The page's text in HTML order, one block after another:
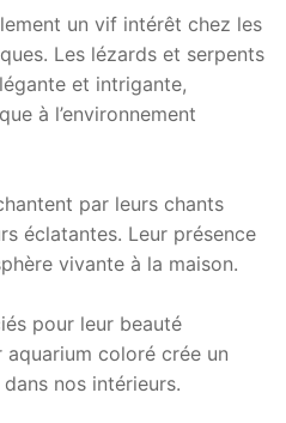
un vif intérêt chez les
Les lézards et serpents
et intrigante,
à l’environnement
par leurs chants
éclatantes. Leur présence
vivante à la maison.
pour leur beauté
aquarium coloré crée un
nos intérieurs.